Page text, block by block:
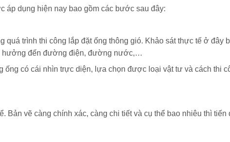
áp dụng hiện nay bao gồm các bước sau đây:
quá trình thi công lắp đặt ống thông gió. Khảo sát thực tế ở đây
hưởng đến đường điện, đường nước,…
có cái nhìn trực diện, lựa chọn được loại vật tư và cách thi
Bản vẽ càng chính xác, càng chi tiết và cụ thể bao nhiêu thì